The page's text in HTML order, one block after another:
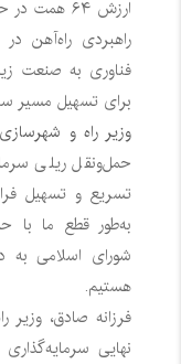
ارزش ۶۴
راهبردی راه‌آهن
فناوری به صنعت
برای تسهیل مسیر
وزیر راه و شهرسازی
حمل‌ونقل ریلی
تسریع و تسهیل
به‌طور قطع ما با
شورای اسلامی به
هستیم.
فرزانه صادق،